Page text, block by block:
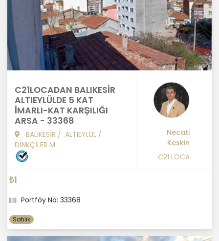
C21LOCADAN BALIKESİR
ALTIEYLÜLDE 5 KAT
İMARLI-KAT KARŞILIĞI
ARSA - 33368
BALIKESİR / ALTIEYLÜL /
DİNKÇİLER M
Necati
Keskin
C21 LOCA
₺1
Portföy No: 33368
Satılık